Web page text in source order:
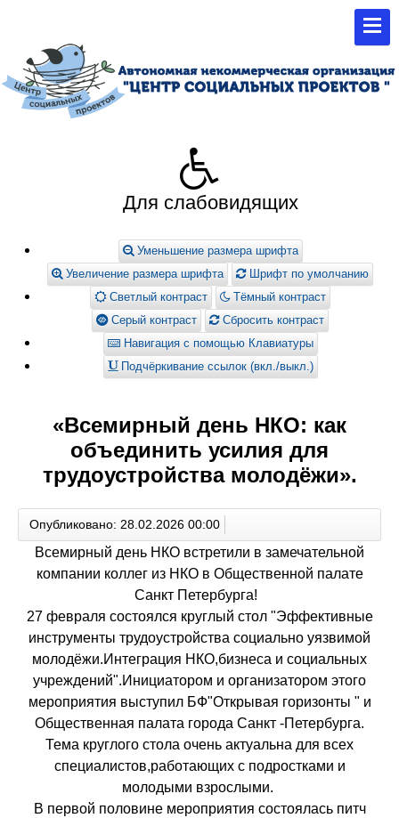
Для слабовидящих
Уменьшение размера шрифта
Увеличение размера шрифта
Шрифт по умолчанию
Светлый контраст
Тёмный контраст
Серый контраст
Сбросить контраст
Навигация с помощью Клавиатуры
Подчёркивание ссылок (вкл./выкл.)
«Всемирный день НКО: как
объединить усилия для
трудоустройства молодёжи».
Опубликовано: 28.02.2026 00:00
️Всемирный день НКО встретили в замечательной
компании коллег из НКО в Общественной палате
Санкт Петербурга! ️ ️
27 февраля состоялся круглый стол "Эффективные
инструменты трудоустройства социально уязвимой
молодёжи.Интеграция НКО,бизнеса и социальных
учреждений".Инициатором и организатором этого
мероприятия выступил БФ"Открывая горизонты " и
Общественная палата города Санкт -Петербурга.
Тема круглого стола очень актуальна для всех
специалистов,работающих с подростками и
молодыми взрослыми. ️
В первой половине мероприятия состоялась питч